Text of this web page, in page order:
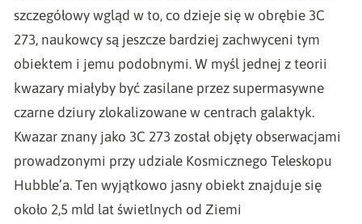
szczegółowy wgląd w to, co dzieje się w obrębie 3C
273, naukowcy są jeszcze bardziej zachwyceni tym
obiektem i jemu podobnymi. W myśl jednej z teorii
kwazary miałyby być zasilane przez supermasywne
czarne dziury zlokalizowane w centrach galaktyk.
Kwazar znany jako 3C 273 został objęty obserwacjami
prowadzonymi przy udziale Kosmicznego Teleskopu
Hubble’a. Ten wyjątkowo jasny obiekt znajduje się
około 2,5 mld lat świetlnych od Ziemi